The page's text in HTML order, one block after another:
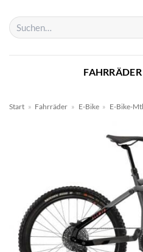
Inhalt
springen
Suchen
nach:
FAHRRÄDER
Start » Fahrräder » E-Bike » E-Bike-